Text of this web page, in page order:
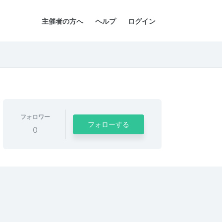
主催者の方へ ヘルプ ログイン
フォロワー
0
フォローする